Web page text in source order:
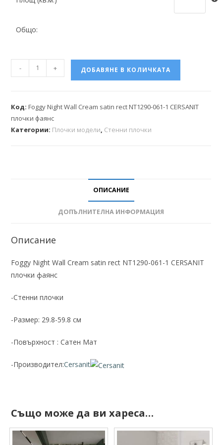
Общо:
- + ДОБАВЯНЕ В КОЛИЧКАТА
Код:Foggy Night Wall Cream satin rect NT1290-061-1 CERSANIT
плочки фаянс
Категории: Плочки модели, Стенни плочки
ОПИСАНИЕ
ДОПЪЛНИТЕЛНА ИНФОРМАЦИЯ
Описание
Foggy Night Wall Cream satin rect NT1290-061-1 CERSANIT
плочки фаянс
-Стенни плочки
-Размер: 29.8-59.8 см
-Повърхност : Сатен Мат
-Производител:Cersanit
Също може да ви хареса…